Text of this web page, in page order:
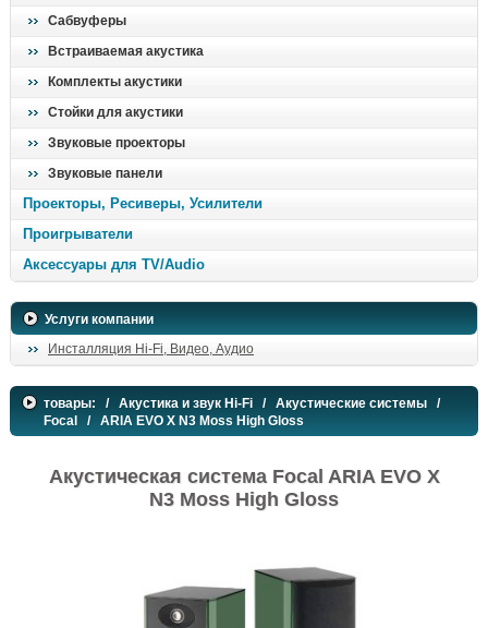
Сабвуферы
Встраиваемая акустика
Комплекты акустики
Стойки для акустики
Звуковые проекторы
Звуковые панели
Проекторы, Ресиверы, Усилители
Проигрыватели
Аксессуары для TV/Audio
Услуги компании
Инсталляция Hi-Fi, Видео, Аудио
товары: / Акустика и звук Hi-Fi / Акустические системы /
Focal
/ ARIA EVO X N3 Moss High Gloss
Акустическая система Focal ARIA EVO X
N3 Moss High Gloss